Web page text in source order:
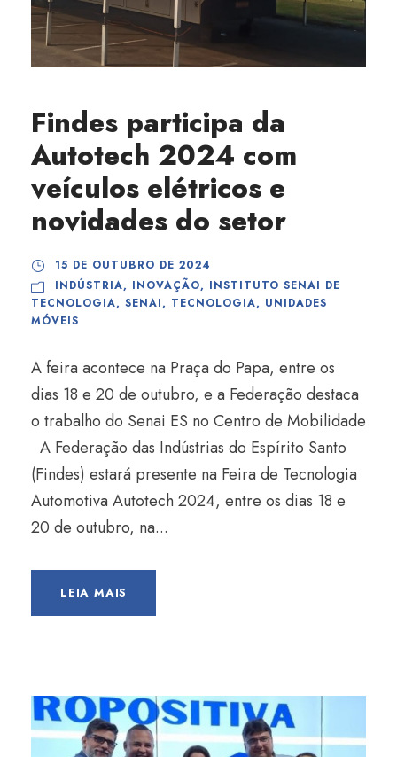
Findes participa da
Autotech 2024 com
veículos elétricos e
novidades do setor
15 DE OUTUBRO DE 2024
INDÚSTRIA, INOVAÇÃO, INSTITUTO SENAI DE
TECNOLOGIA, SENAI, TECNOLOGIA, UNIDADES
MÓVEIS
A feira acontece na Praça do Papa, entre os
dias 18 e 20 de outubro, e a Federação destaca
o trabalho do Senai ES no Centro de Mobilidade
A Federação das Indústrias do Espírito Santo
(Findes) estará presente na Feira de Tecnologia
Automotiva Autotech 2024, entre os dias 18 e
20 de outubro, na...
LEIA MAIS